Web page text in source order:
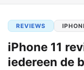
REVIEWS
iPhone 11
iedereen de